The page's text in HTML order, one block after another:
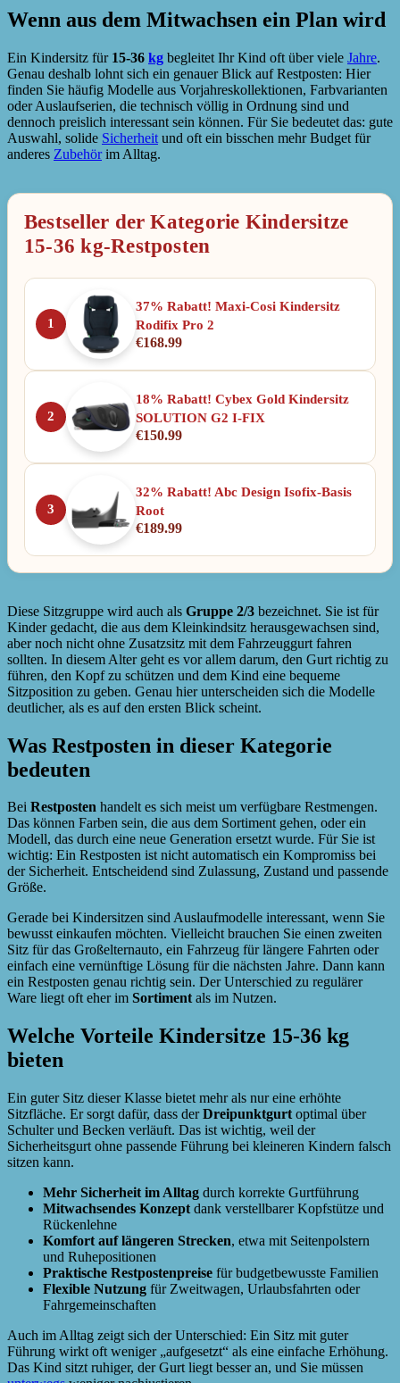
Wenn aus dem Mitwachsen ein Plan wird
Ein Kindersitz für 15-36 kg begleitet Ihr Kind oft über viele Jahre.
Genau deshalb lohnt sich ein genauer Blick auf Restposten: Hier
finden Sie häufig Modelle aus Vorjahreskollektionen, Farbvarianten
oder Auslaufserien, die technisch völlig in Ordnung sind und
dennoch preislich interessant sein können. Für Sie bedeutet das: gute
Auswahl, solide Sicherheit und oft ein bisschen mehr Budget für
anderes Zubehörim Alltag.
Bestseller der Kategorie Kindersitze
15-36 kg-Restposten
1
37% Rabatt! Maxi-Cosi Kindersitz
Rodifix Pro 2
€168.99
2
18% Rabatt! Cybex Gold Kindersitz
SOLUTION G2 I-FIX
€150.99
3
32% Rabatt! Abc Design Isofix-Basis
Root
€189.99
Diese Sitzgruppe wird auch als Gruppe 2/3 bezeichnet. Sie ist für
Kinder gedacht, die aus dem Kleinkindsitz herausgewachsen sind,
aber noch nicht ohne Zusatzsitz mit dem Fahrzeuggurt fahren
sollten. In diesem Alter geht es vor allem darum, den Gurt richtig zu
führen, den Kopf zu schützen und dem Kind eine bequeme
Sitzposition zu geben. Genau hier unterscheiden sich die Modelle
deutlicher, als es auf den ersten Blick scheint.
Was Restposten in dieser Kategorie
bedeuten
Bei Restposten handelt es sich meist um verfügbare Restmengen.
Das können Farben sein, die aus dem Sortiment gehen, oder ein
Modell, das durch eine neue Generation ersetzt wurde. Für Sie ist
wichtig: Ein Restposten ist nicht automatisch ein Kompromiss bei
der Sicherheit. Entscheidend sind Zulassung, Zustand und passende
Größe.
Gerade bei Kindersitzen sind Auslaufmodelle interessant, wenn Sie
bewusst einkaufen möchten. Vielleicht brauchen Sie einen zweiten
Sitz für das Großelternauto, ein Fahrzeug für längere Fahrten oder
einfach eine vernünftige Lösung für die nächsten Jahre. Dann kann
ein Restposten genau richtig sein. Der Unterschied zu regulärer
Ware liegt oft eher im Sortimentals im Nutzen.
Welche Vorteile Kindersitze 15-36 kg
bieten
Ein guter Sitz dieser Klasse bietet mehr als nur eine erhöhte
Sitzfläche. Er sorgt dafür, dass derDreipunktgurt optimal über
Schulter und Becken verläuft. Das ist wichtig, weil der
Sicherheitsgurt ohne passende Führung bei kleineren Kindern falsch
sitzen kann.
Mehr Sicherheit im Alltag durch korrekte Gurtführung
Mitwachsendes Konzept dank verstellbarer Kopfstütze und
Rückenlehne
Komfort auf längeren Strecken, etwa mit Seitenpolstern
und Ruhepositionen
Praktische Restpostenpreise für budgetbewusste Familien
Flexible Nutzung für Zweitwagen, Urlaubsfahrten oder
Fahrgemeinschaften
Auch im Alltag zeigt sich der Unterschied: Ein Sitz mit guter
Führung wirkt oft weniger „aufgesetzt“ als eine einfache Erhöhung.
Das Kind sitzt ruhiger, der Gurt liegt besser an, und Sie müssen